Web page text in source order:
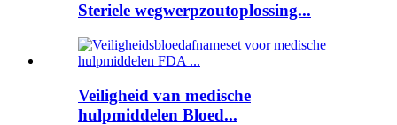
Steriele wegwerpzoutoplossing...
Veiligheid van medische
hulpmiddelen Bloed...